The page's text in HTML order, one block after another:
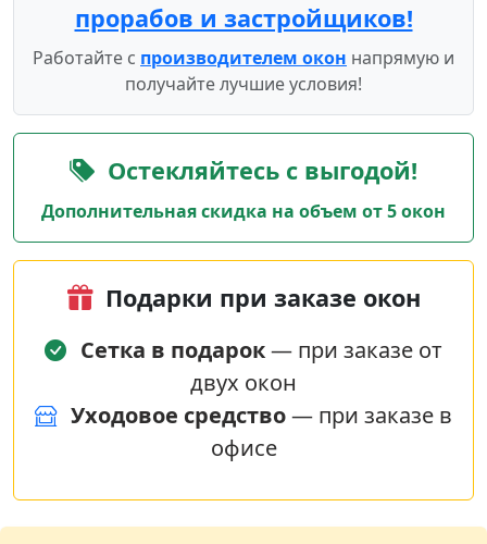
прорабов и застройщиков!
Работайте с производителем окон напрямую и
получайте лучшие условия!
Остекляйтесь с выгодой!
Дополнительная скидка на объем от 5 окон
Подарки при заказе окон
Сетка в подарок— при заказе от
двух окон
Уходовое средство— при заказе в
офисе